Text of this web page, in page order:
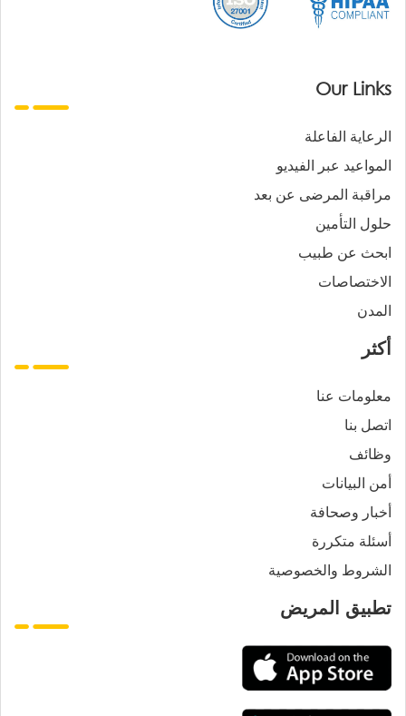
Our Links
الرعاية الفاعلة
المواعيد عبر الفيديو
مراقبة المرضى عن بعد
حلول التأمين
ابحث عن طبيب
الاختصاصات
المدن
أكثر
معلومات عنا
اتصل بنا
وظائف
أمن البيانات
أخبار وصحافة
أسئلة متكررة
الشروط والخصوصية
تطبيق المريض